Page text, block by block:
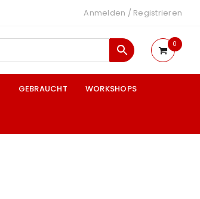
Anmelden / Registrieren
0
GEBRAUCHT WORKSHOPS